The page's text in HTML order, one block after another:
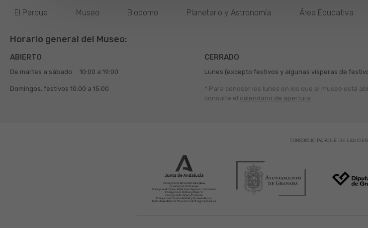
El Parque Museo Biodomo Planetario y Astronomía Área Educativa
Horario general del Museo:
ABIERTO
De martes a sábado 10:00 a 19:00
Domingos, festivos 10:00 a 15:00
CERRADO
Lunes (excepto festivos y algunas vísperas de
* Para conocer los lunes en los que el museo está
consulte el calendario de apertura
CONSORCIO PARQUE DE LAS